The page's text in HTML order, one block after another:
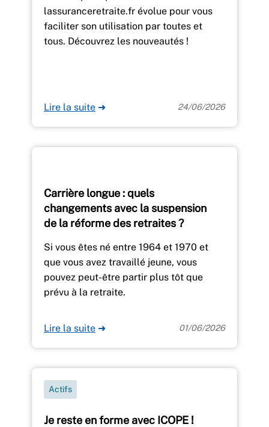
lassuranceretraite.fr évolue pour vous
faciliter son utilisation par toutes et
tous. Découvrez les nouveautés !
Lire la suite ➜ 24/06/2026
Carrière longue : quels
changements avec la suspension
de la réforme des retraites ?
Si vous êtes né entre 1964 et 1970 et
que vous avez travaillé jeune, vous
pouvez peut-être partir plus tôt que
prévu à la retraite.
Lire la suite ➜ 01/06/2026
Je reste en forme avec ICOPE !
Actifs